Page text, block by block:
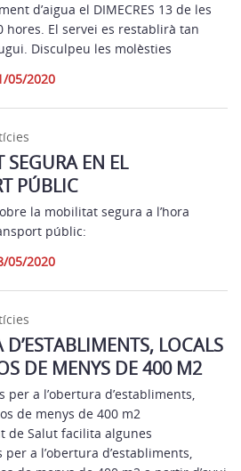
d’aigua el DIMECRES 13 de les
hores. El servei es restablirà tan
Disculpeu les molèsties
05/2020
EN EL
PÚBLIC
la mobilitat segura a l’hora
públic:
05/2020
D’ESTABLIMENTS, LOCALS
DE MENYS DE 400 M2
per a l’obertura d’establiments,
de menys de 400 m2 ⠀⠀⠀⠀⠀⠀⠀⠀⠀
de Salut facilita algunes
per a l’obertura d’establiments,